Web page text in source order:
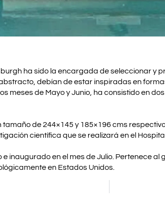
ha sido la encargada de seleccionar y
debían de estar inspiradas en
meses de Mayo y Junio, ha consistido en
tamaño de 244×145 y 185×196 cms
científica que se realizará en el
inaugurado en el mes de Julio. Pertenece al
en Estados Unidos.